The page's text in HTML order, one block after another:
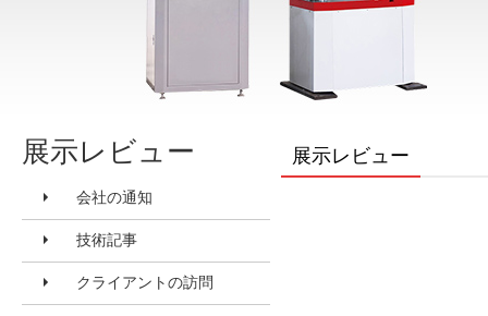
展示レビュー
会社の通知
技術記事
クライアントの訪問
展示レビュー